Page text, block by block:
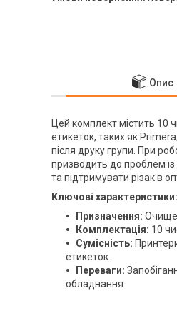
Опис
Цей комплект містить 10
етикеток, таких як
після друку групи. При
призводить до проблем
та підтримувати різак в
Ключові характеристики:
Призначення:
Комплектація: 10
Сумісність:
етикеток.
Переваги:
обладнання.